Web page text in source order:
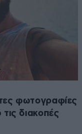
φωτογραφίες
διακοπές